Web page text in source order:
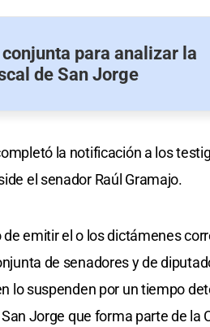
para analizar la
de San Jorge
la notificación a los
el senador Raúl Gramajo.
emitir el o los dictámenes
de senadores y de
lo suspenden por un tiempo
Jorge que forma parte de la